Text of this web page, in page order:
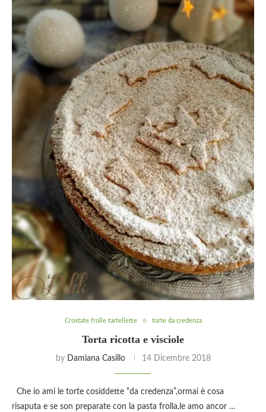
Crostate frolle tartellette torte da credenza
Torta ricotta e visciole
by Damiana Casillo 14 Dicembre 2018
Che io ami le torte cosiddette “da credenza”,ormai è cosa
risaputa e se son preparate con la pasta frolla,le amo ancor …